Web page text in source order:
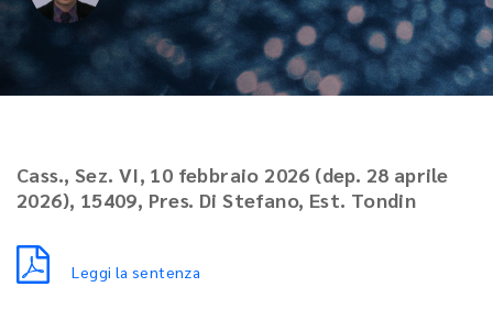
Cass., Sez. VI, 10 febbraio 2026 (dep. 28 aprile
2026), 15409, Pres. Di Stefano, Est. Tondin
Leggi la sentenza